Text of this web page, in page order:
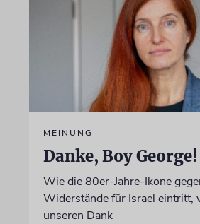
MEINUNG
Danke, Boy George!
Wie die 80er-Jahre-Ikone
Widerstände für Israel eintritt,
unseren Dank